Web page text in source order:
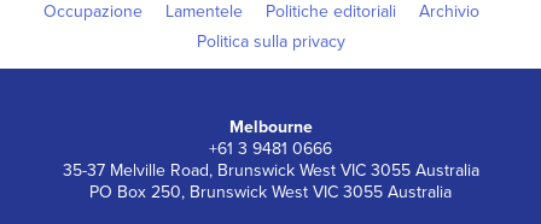
Occupazione
Lamentele Politiche editoriali
Archivio
Politica sulla privacy
Melbourne
+61 3 9481 0666
35-37 Melville Road, Brunswick West VIC 3055 Australia
PO Box 250, Brunswick West VIC 3055 Australia